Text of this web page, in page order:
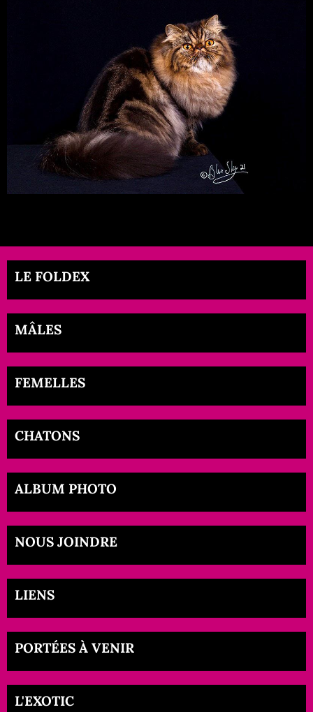
LE FOLDEX
MÂLES
FEMELLES
CHATONS
ALBUM PHOTO
NOUS JOINDRE
LIENS
PORTÉES À VENIR
L'EXOTIC